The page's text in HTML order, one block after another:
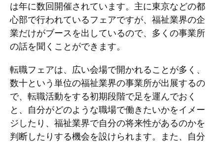
は年に数回開催されています。主に東京などの都
心部で行われているフェアですが、福祉業界の企
業だけがブースを出しているので、多くの事業所
の話を聞くことができます。
転職フェアは、広い会場で開かれることが多く、
数十という単位の福祉業界の事業所が出展するの
で、転職活動をする初期段階で足を運んでおく
と、自分がどのような職場で働きたいかをイメー
ジしたり、福祉業界で自分の将来性があるのかを
判断したりする機会を設けられます。また、自分